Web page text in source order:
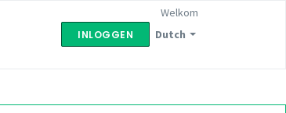
Dutch
Welkom
INLOGGEN